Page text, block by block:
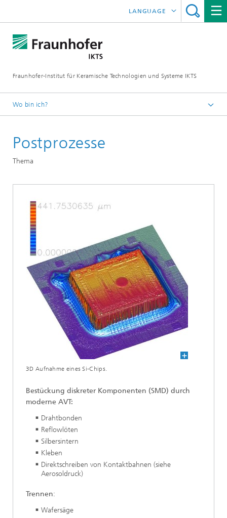
Fraunhofer-Institut für Keramische Technologien und Systeme IKTS
LANGUAGE
ČESKÝ
Wo bin ich?
Abteilungen
Mikrosysteme, LTCC und HTCC
Technologie
Postprozesse
Thema
3D Aufnahme eines Si-Chips.
Bestückung diskreter Komponenten (SMD) durch
moderne AVT:
Drahtbonden
Reflowlöten
Silbersintern
Kleben
Direktschreiben von Kontaktbahnen (siehe
Aerosoldruck)
Trennen:
Wafersäge